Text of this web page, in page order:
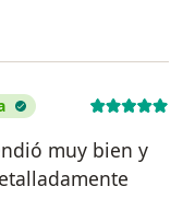
muy bien y